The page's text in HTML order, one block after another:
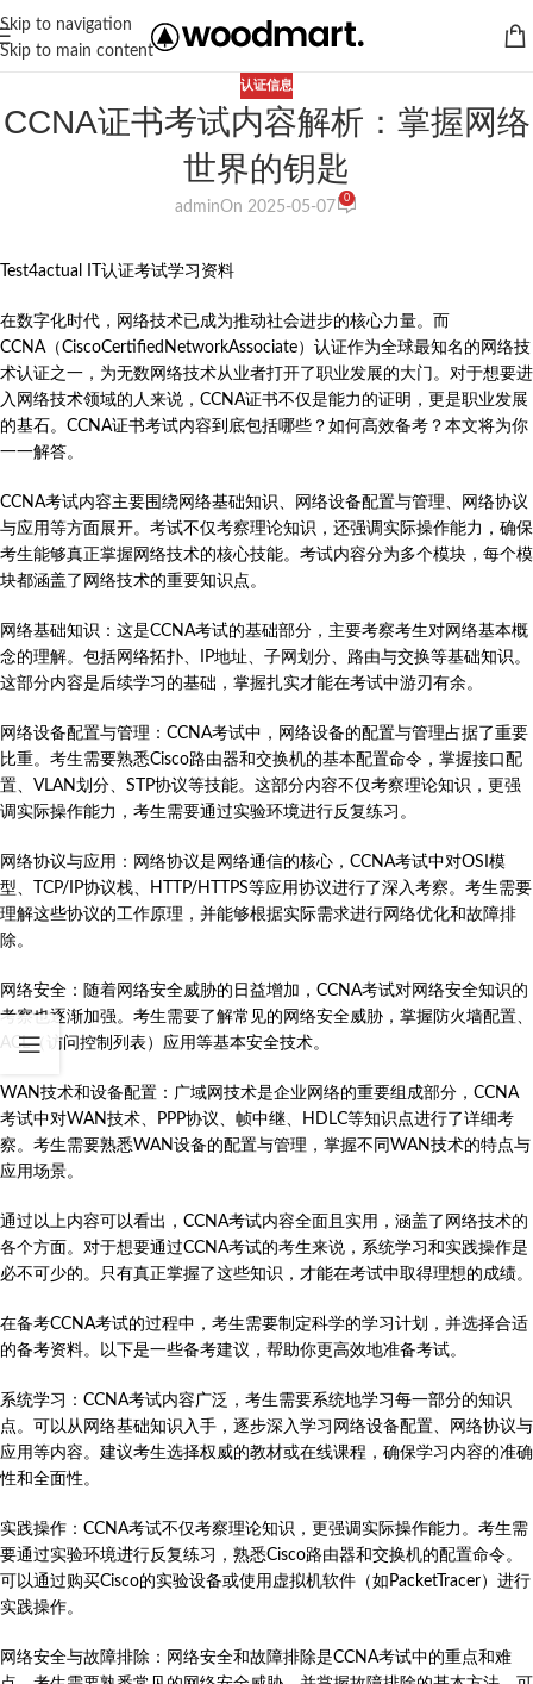
Skip to navigation
Skip to main content
认证信息
CCNA证书考试内容解析：掌握网络
世界的钥匙
adminOn 2025-05-07
0
Test4actual IT认证考试学习资料
在数字化时代，网络技术已成为推动社会进步的核心力量。而
CCNA（CiscoCertifiedNetworkAssociate）认证作为全球最知名的网络技
术认证之一，为无数网络技术从业者打开了职业发展的大门。对于想要进
入网络技术领域的人来说，CCNA证书不仅是能力的证明，更是职业发展
的基石。CCNA证书考试内容到底包括哪些？如何高效备考？本文将为你
一一解答。
CCNA考试内容主要围绕网络基础知识、网络设备配置与管理、网络协议
与应用等方面展开。考试不仅考察理论知识，还强调实际操作能力，确保
考生能够真正掌握网络技术的核心技能。考试内容分为多个模块，每个模
块都涵盖了网络技术的重要知识点。
网络基础知识：这是CCNA考试的基础部分，主要考察考生对网络基本概
念的理解。包括网络拓扑、IP地址、子网划分、路由与交换等基础知识。
这部分内容是后续学习的基础，掌握扎实才能在考试中游刃有余。
网络设备配置与管理：CCNA考试中，网络设备的配置与管理占据了重要
比重。考生需要熟悉Cisco路由器和交换机的基本配置命令，掌握接口配
置、VLAN划分、STP协议等技能。这部分内容不仅考察理论知识，更强
调实际操作能力，考生需要通过实验环境进行反复练习。
网络协议与应用：网络协议是网络通信的核心，CCNA考试中对OSI模
型、TCP/IP协议栈、HTTP/HTTPS等应用协议进行了深入考察。考生需要
理解这些协议的工作原理，并能够根据实际需求进行网络优化和故障排
除。
网络安全：随着网络安全威胁的日益增加，CCNA考试对网络安全知识的
考察也逐渐加强。考生需要了解常见的网络安全威胁，掌握防火墙配置、
ACL（访问控制列表）应用等基本安全技术。
WAN技术和设备配置：广域网技术是企业网络的重要组成部分，CCNA
考试中对WAN技术、PPP协议、帧中继、HDLC等知识点进行了详细考
察。考生需要熟悉WAN设备的配置与管理，掌握不同WAN技术的特点与
应用场景。
通过以上内容可以看出，CCNA考试内容全面且实用，涵盖了网络技术的
各个方面。对于想要通过CCNA考试的考生来说，系统学习和实践操作是
必不可少的。只有真正掌握了这些知识，才能在考试中取得理想的成绩。
在备考CCNA考试的过程中，考生需要制定科学的学习计划，并选择合适
的备考资料。以下是一些备考建议，帮助你更高效地准备考试。
系统学习：CCNA考试内容广泛，考生需要系统地学习每一部分的知识
点。可以从网络基础知识入手，逐步深入学习网络设备配置、网络协议与
应用等内容。建议考生选择权威的教材或在线课程，确保学习内容的准确
性和全面性。
实践操作：CCNA考试不仅考察理论知识，更强调实际操作能力。考生需
要通过实验环境进行反复练习，熟悉Cisco路由器和交换机的配置命令。
可以通过购买Cisco的实验设备或使用虚拟机软件（如PacketTracer）进行
实践操作。
网络安全与故障排除：网络安全和故障排除是CCNA考试中的重点和难